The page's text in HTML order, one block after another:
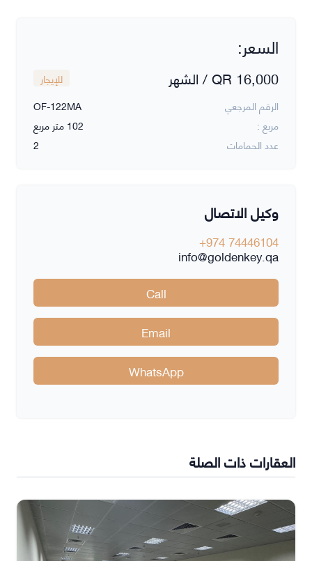
السعر:
QR 16,000 / الشهر
للإيجار
الرقم المرجعي
OF-122MA
مربع :
102 متر مربع
عدد الحمامات
2
وكيل الاتصال
+974 74446104
info@goldenkey.qa
Call
Email
WhatsApp
العقارات ذات الصلة